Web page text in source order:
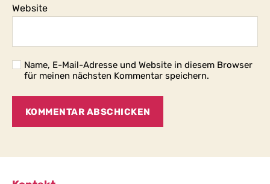
Website
Name, E-Mail-Adresse und Website in diesem Browser
für meinen nächsten Kommentar speichern.